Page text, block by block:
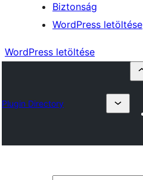
Biztonság
WordPress letöltése
WordPress letöltése
Plugin Directory